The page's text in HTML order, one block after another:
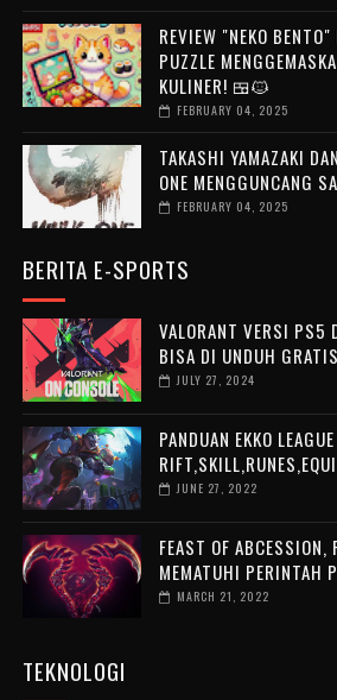
REVIEW "NEKO
PUZZLE
KULINER! 🍱🐱
FEBRUARY 04, 2025
TAKASHI YAMAZAKI
ONE MENGGUNCANG
FEBRUARY 04, 2025
BERITA E-SPORTS
VALORANT VERSI PS5
BISA DI UNDUH GRATIS
JULY 27, 2024
PANDUAN EKKO
JUNE 27, 2022
FEAST OF ABCESSION,
MEMATUHI PERINTAH
MARCH 21, 2022
TEKNOLOGI